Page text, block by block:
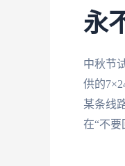
永
中秋节
供的
某条线
在“不要